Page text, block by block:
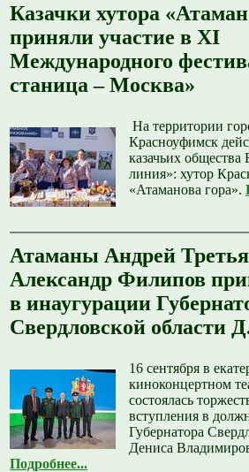
Казачки хутора
приняли участие в XI
Международного
станица – Москва»
На территории
Красноуфимск
казачьих
линия»: хутор
«Атаманова гора».
Атаманы Андрей
Александр Филипов
в инаугурации
Свердловской области
16 сентября в
киноконцертном
состоялась
вступления в
Губернатора
Дениса
Подробнее...